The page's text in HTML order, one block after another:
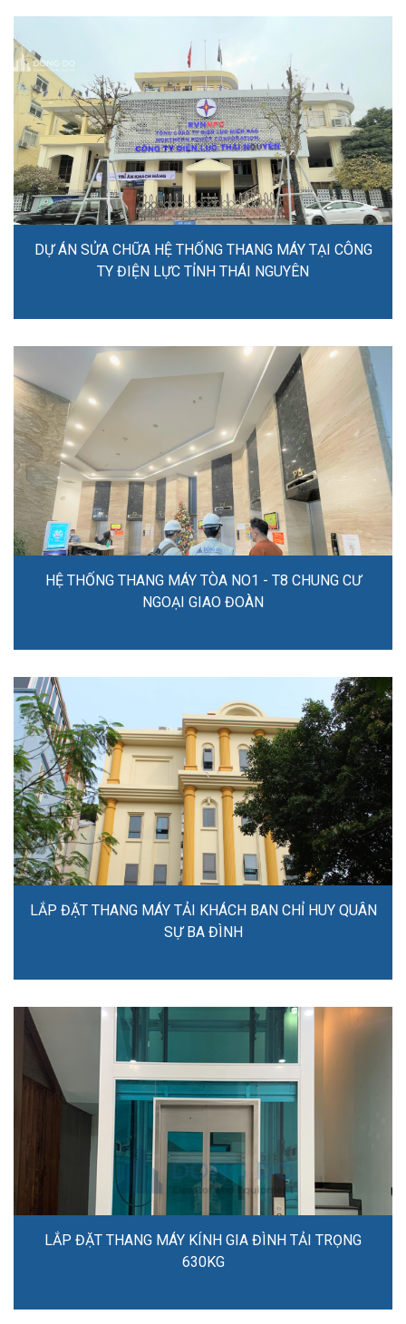
DỰ ÁN SỬA CHỮA HỆ THỐNG THANG MÁY TẠI CÔNG
TY ĐIỆN LỰC TỈNH THÁI NGUYÊN
HỆ THỐNG THANG MÁY TÒA NO1 - T8 CHUNG CƯ
NGOẠI GIAO ĐOÀN
LẮP ĐẶT THANG MÁY TẢI KHÁCH BAN CHỈ HUY QUÂN
SỰ BA ĐÌNH
LẮP ĐẶT THANG MÁY KÍNH GIA ĐÌNH TẢI TRỌNG
630KG